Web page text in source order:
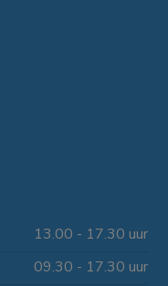
13.00 - 17.30 uur
09.30 - 17.30 uur